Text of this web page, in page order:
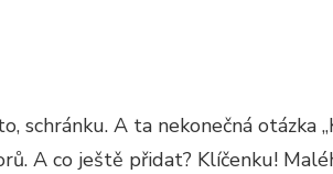
schránku. A ta nekonečná otázka
A co ještě přidat? Klíčenku!